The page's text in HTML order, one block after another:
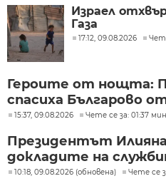
Израел
Газа
17:12, 09.08.2026
Героите от нощта:
спасиха Българово
15:37, 09.08.2026 Чете се за: 01:37
Президентът
докладите на
10:18, 09.08.2026 (обновена) Чете се